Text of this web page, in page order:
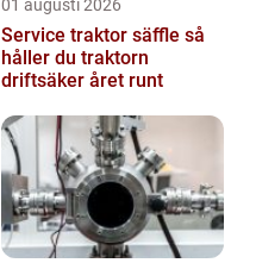
01 augusti 2026
Service traktor säffle så
håller du traktorn
driftsäker året runt